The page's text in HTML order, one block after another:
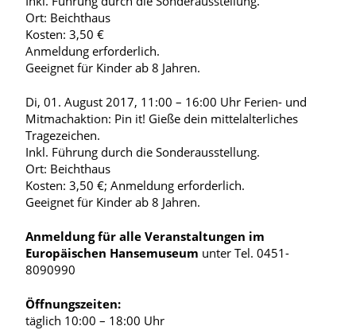
Ort: Beichthaus
Kosten: 3,50 €
Anmeldung erforderlich.
Geeignet für Kinder ab 8 Jahren.
Di, 01. August 2017, 11:00 – 16:00 Uhr Ferien- und
Mitmachaktion: Pin it! Gieße dein mittelalterliches
Tragezeichen.
Inkl. Führung durch die Sonderausstellung.
Ort: Beichthaus
Kosten: 3,50 €; Anmeldung erforderlich.
Geeignet für Kinder ab 8 Jahren.
Anmeldung für alle Veranstaltungen im
Europäischen Hansemuseum unter Tel. 0451-
8090990
Öffnungszeiten:
täglich 10:00 – 18:00 Uhr